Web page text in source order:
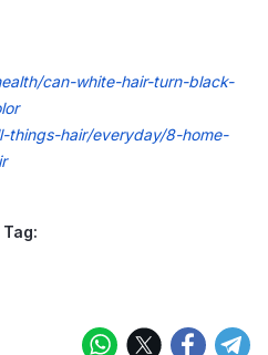
can-white-hair-turn-black-
things-hair/everyday/8-home-
Tag: